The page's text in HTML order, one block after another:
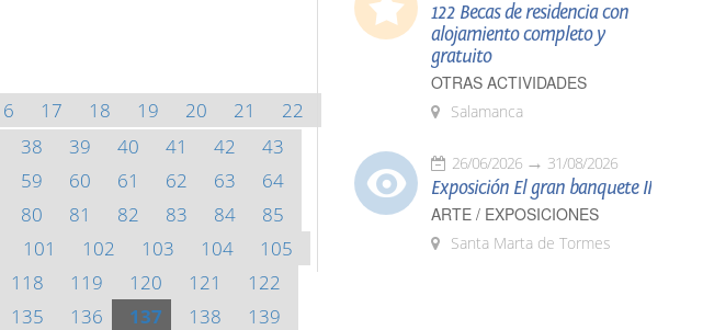
17 18 19 20 21
22
38 39 40 41 42
43
59 60 61 62 63
64
80 81 82 83 84
85
101 102 103 104
105
118 119 120 121
122
135 136 137 138
139
122 Becas de residencia con
alojamiento completo y
gratuito
OTRAS ACTIVIDADES
Salamanca
26/06/2026 31/08/2026
Exposición El gran banquete II
ARTE / EXPOSICIONES
Santa Marta de Tormes